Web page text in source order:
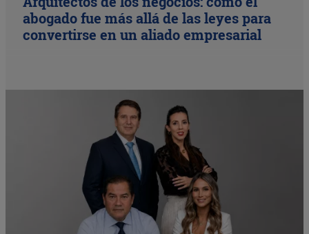
abogado fue más allá de las leyes para
convertirse en un aliado empresarial